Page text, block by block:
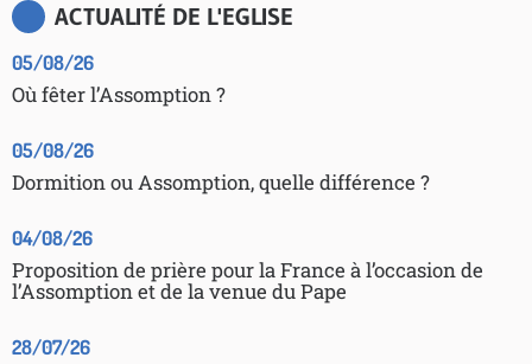
ACTUALITÉ DE L'EGLISE
05/08/26
Où fêter l’Assomption ?
05/08/26
Dormition ou Assomption, quelle différence ?
04/08/26
Proposition de prière pour la France à l’occasion de
l’Assomption et de la venue du Pape
28/07/26